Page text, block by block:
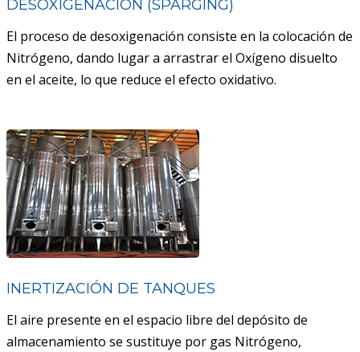
DESOXIGENACIÓN (SPARGING)
El proceso de desoxigenación consiste en la colocación de
Nitrógeno, dando lugar a arrastrar el Oxígeno disuelto
en el aceite, lo que reduce el efecto oxidativo.
INERTIZACIÓN DE TANQUES
El aire presente en el espacio libre del depósito de
almacenamiento se sustituye por gas Nitrógeno,